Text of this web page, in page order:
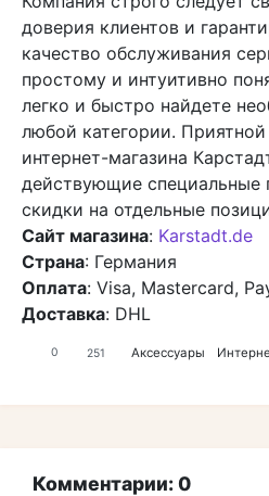
доверия клиентов и
качество обслуживания
простому и интуитивно
легко и быстро найдете
любой категории.
интернет-магазина
действующие специальные
скидки на отдельные
Сайт магазина: Karstadt.de
Страна: Германия
Оплата: Visa, Mastercard,
Доставка: DHL
0 251 Аксессуары
Комментарии: 0